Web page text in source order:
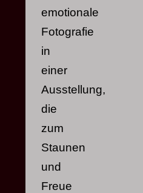
emotionale
Fotografie
in
einer
Ausstellung,
die
zum
Staunen
und
Freue